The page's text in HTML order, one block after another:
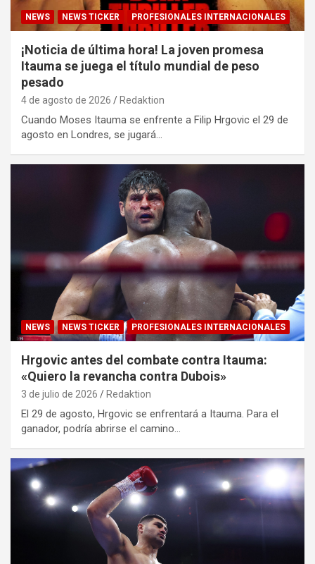
NEWS NEWS TICKER PROFESIONALES INTERNACIONALES
¡Noticia de última hora! La joven promesa
Itauma se juega el título mundial de peso
pesado
4 de agosto de 2026 Redaktion
Cuando Moses Itauma se enfrente a Filip Hrgovic el 29 de
agosto en Londres, se jugará…
NEWS NEWS TICKER PROFESIONALES INTERNACIONALES
Hrgovic antes del combate contra Itauma:
«Quiero la revancha contra Dubois»
3 de julio de 2026 Redaktion
El 29 de agosto, Hrgovic se enfrentará a Itauma. Para el
ganador, podría abrirse el camino…